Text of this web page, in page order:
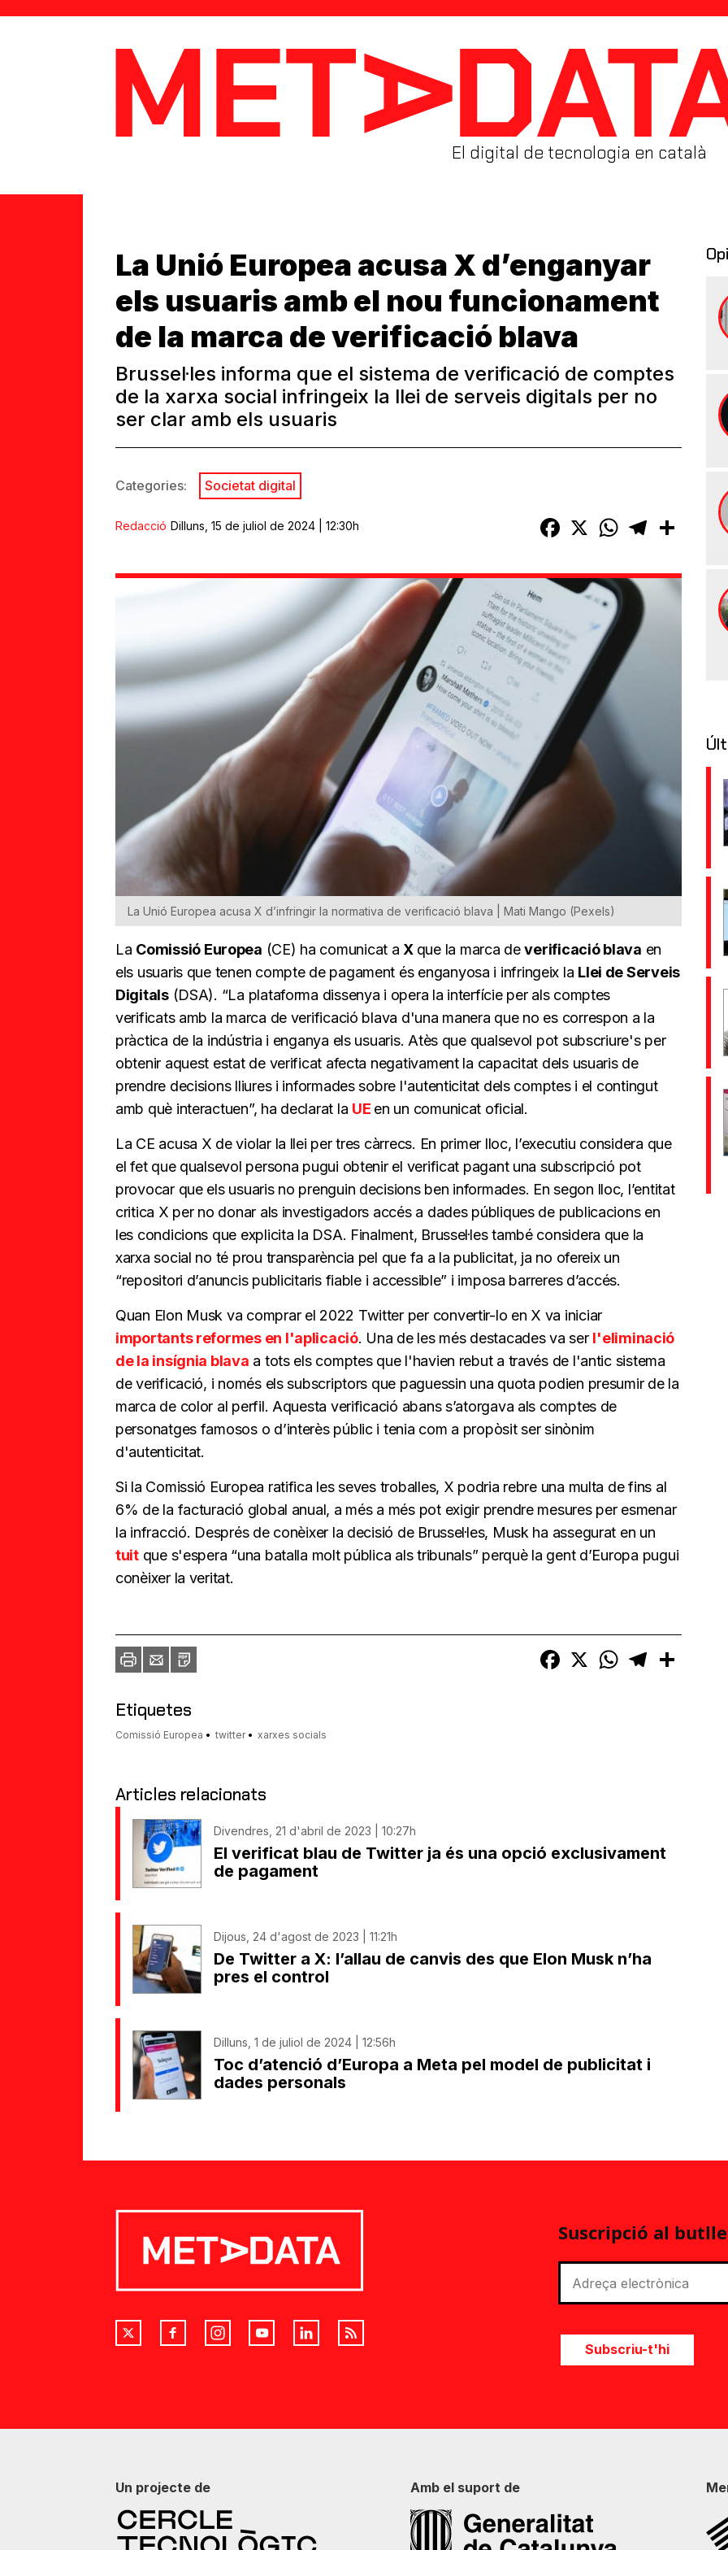
MetaData
El digital de tecnologia en català
La Unió Europea acusa X d’enganyar
els usuaris amb el nou funcionament
de la marca de verificació blava
Brussel·les informa que el sistema de verificació de comptes
de la xarxa social infringeix la llei de serveis digitals per no
ser clar amb els usuaris
Categories: Societat digital
Redacció Dilluns, 15 de juliol de 2024 | 12:30h Facebook
X WhatsAppTelegram
La Unió Europea acusa X d’infringir la normativa de verificació blava | Mati Mango (Pexels)
La Comissió Europea (CE) ha comunicat a X que la marca deverificació blava en
els usuaris que tenen compte de pagament és enganyosa i infringeix la Llei de Serveis
Digitals(DSA). “La plataforma dissenya i opera la interfície per als comptes
verificats amb la marca de verificació blava d'una manera que no es correspon a la
pràctica de la indústria i enganya els usuaris. Atès que qualsevol pot subscriure's per
obtenir aquest estat de verificat afecta negativament la capacitat dels usuaris de
prendre decisions lliures i informades sobre l'autenticitat dels comptes i el contingut
amb què interactuen”, ha declarat la UE en un comunicat oficial.
La CE acusa X de violar la llei per tres càrrecs. En primer lloc, l’executiu considera que
el fet que qualsevol persona pugui obtenir el verificat pagant una subscripció pot
provocar que els usuaris no prenguin decisions ben informades. En segon lloc, l’entitat
critica X per no donar als investigadors accés a dades públiques de publicacions en
les condicions que explicita la DSA. Finalment, Brussel·les també considera que la
xarxa social no té prou transparència pel que fa a la publicitat, ja no ofereix un
“repositori d’anuncis publicitaris fiable i accessible” i imposa barreres d’accés.
Quan Elon Musk va comprar el 2022 Twitter per convertir-lo en X va iniciar
importants reformes en l'aplicació. Una de les més destacades va ser l'eliminació
de la insígnia blava a tots els comptes que l'havien rebut a través de l'antic sistema
de verificació, i només els subscriptors que paguessin una quota podien presumir de la
marca de color al perfil. Aquesta verificació abans s’atorgava als comptes de
personatges famosos o d’interès públic i tenia com a propòsit ser sinònim
d'autenticitat.
Si la Comissió Europea ratifica les seves troballes, X podria rebre una multa de fins al
6% de la facturació global anual, a més a més pot exigir prendre mesures per esmenar
la infracció. Després de conèixer la decisió de Brussel·les, Musk ha assegurat en un
tuitque s'espera “una batalla molt pública als tribunals” perquè la gent d’Europa pugui
conèixer la veritat.
ImprimirEnvia
un
PDF Facebook
X WhatsAppTelegram
Etiquetes
Comissió Europea twitter xarxes socials
Articles relacionats
Divendres, 21 d'abril de 2023 | 10:27h
El verificat blau de Twitter ja és una opció exclusivament
de pagament
Dijous, 24 d'agost de 2023 | 11:21h
De Twitter a X: l’allau de canvis des que Elon Musk n’ha
pres el control
Dilluns, 1 de juliol de 2024 | 12:56h
Toc d’atenció d’Europa a Meta pel model de publicitat i
dades personals
Suscripció al
Subscriu-t'hi
Un projecte de Amb el suport de